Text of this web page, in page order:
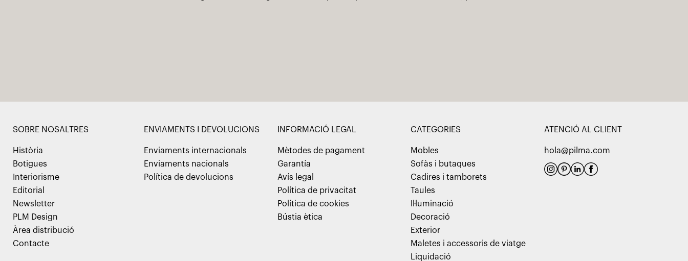
SOBRE NOSALTRES
Història
Botigues
Interiorisme
Editorial
Newsletter
PLM Design
Àrea distribució
Contacte
ENVIAMENTS I DEVOLUCIONS
Enviaments internacionals
Enviaments nacionals
Política de devolucions
INFORMACIÓ LEGAL
Mètodes de pagament
Garantía
Avís legal
Política de privacitat
Política de cookies
Bústia ètica
CATEGORIES
Mobles
Sofàs i butaques
Cadires i tamborets
Taules
Il·luminació
Decoració
Exterior
Maletes i accessoris de viatge
Liquidació
ATENCIÓ AL CLIENT
hola@pilma.com